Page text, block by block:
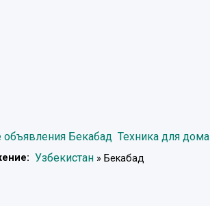
объявления Бекабад Техника для дома
Узбекистан » Бекабад